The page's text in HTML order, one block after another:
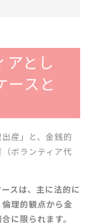
アとし
ースと
産」と、金銭的
ボランティア代
スは、主に法的に
理的観点から金
に限られます。